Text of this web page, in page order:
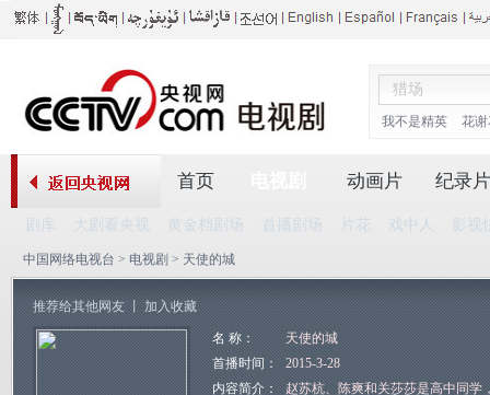
我不是精英 花
首页
剧库 大剧看央视 黄金档剧场 首播剧场 片花 戏中人 影视
动画片 纪录片
中国网络电视台 > 电视剧 > 天使的城
推荐给其他网友 加入收藏
名 称：
天使的城
首播时间：
2015-3-28
内容简介：
赵苏杭、陈爽和关莎莎是高中同学